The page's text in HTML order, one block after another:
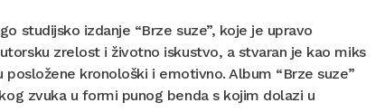
studijsko izdanje “Brze suze”, koje je upravo
zrelost i životno iskustvo, a stvaran je kao miks
kronološki i emotivno. Album “Brze suze”
zvuka u formi punog benda s kojim dolazi u